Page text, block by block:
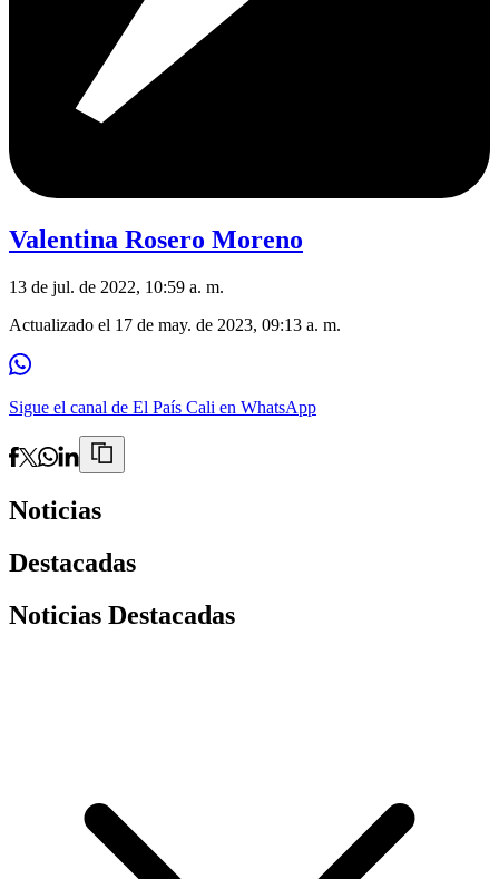
Valentina Rosero Moreno
13 de jul. de 2022, 10:59 a. m.
Actualizado el 17 de may. de 2023, 09:13 a. m.
Sigue el canal de El País Cali en WhatsApp
Noticias
Destacadas
Noticias Destacadas